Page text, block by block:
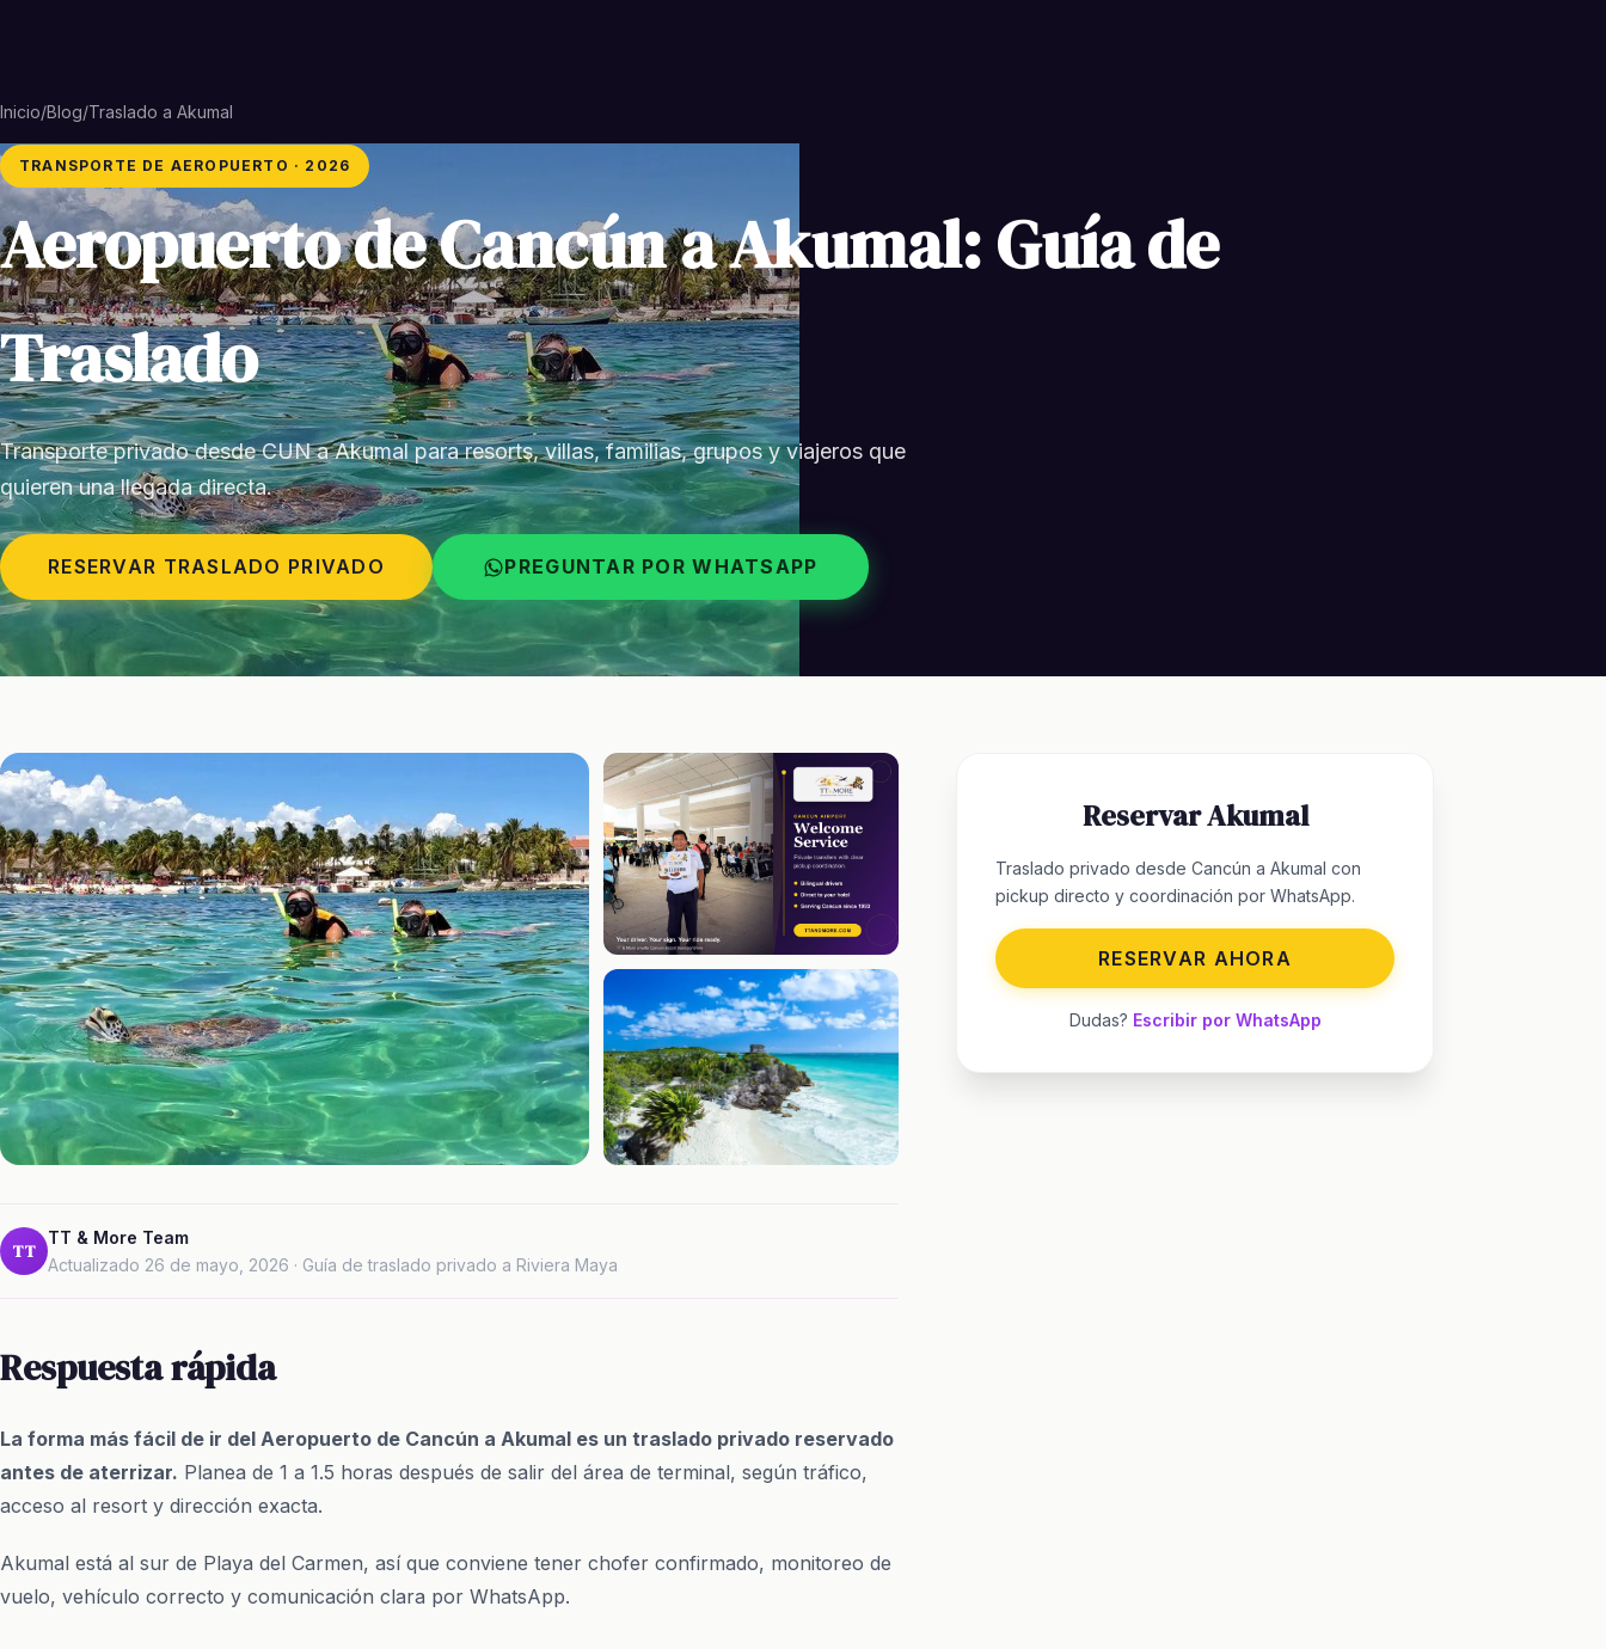
Inicio/Blog/Traslado a Akumal
TRANSPORTE DE AEROPUERTO · 2026
Aeropuerto de Cancún a Akumal: Guía de
Traslado
Transporte privado desde CUN a Akumal para resorts, villas, familias, grupos y viajeros que
quieren una llegada directa.
RESERVAR TRASLADO PRIVADO PREGUNTAR POR WHATSAPP
TT
TT & More Team
Actualizado 26 de mayo, 2026 · Guía de traslado privado a Riviera Maya
Respuesta rápida
La forma más fácil de ir del Aeropuerto de Cancún a Akumal es un traslado privado reservado
antes de aterrizar. Planea de 1 a 1.5 horas después de salir del área de terminal, según tráfico,
acceso al resort y dirección exacta.
Akumal está al sur de Playa del Carmen, así que conviene tener chofer confirmado, monitoreo de
vuelo, vehículo correcto y comunicación clara por WhatsApp.
Reservar Akumal
Traslado privado desde Cancún a Akumal con
pickup directo y coordinación por WhatsApp.
RESERVAR AHORA
Dudas? Escribir por WhatsApp